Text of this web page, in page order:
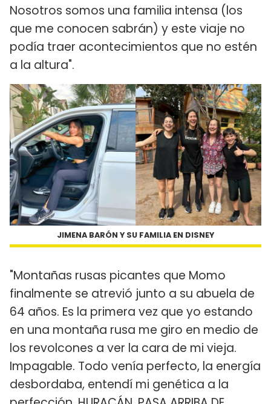
Nosotros somos una familia intensa (los
que me conocen sabrán) y este viaje no
podía traer acontecimientos que no estén
a la altura".
JIMENA BARÓN Y SU FAMILIA EN DISNEY
"Montañas rusas picantes que Momo
finalmente se atrevió junto a su abuela de
64 años. Es la primera vez que yo estando
en una montaña rusa me giro en medio de
los revolcones a ver la cara de mi vieja.
Impagable. Todo venía perfecto, la energía
desbordaba, entendí mi genética a la